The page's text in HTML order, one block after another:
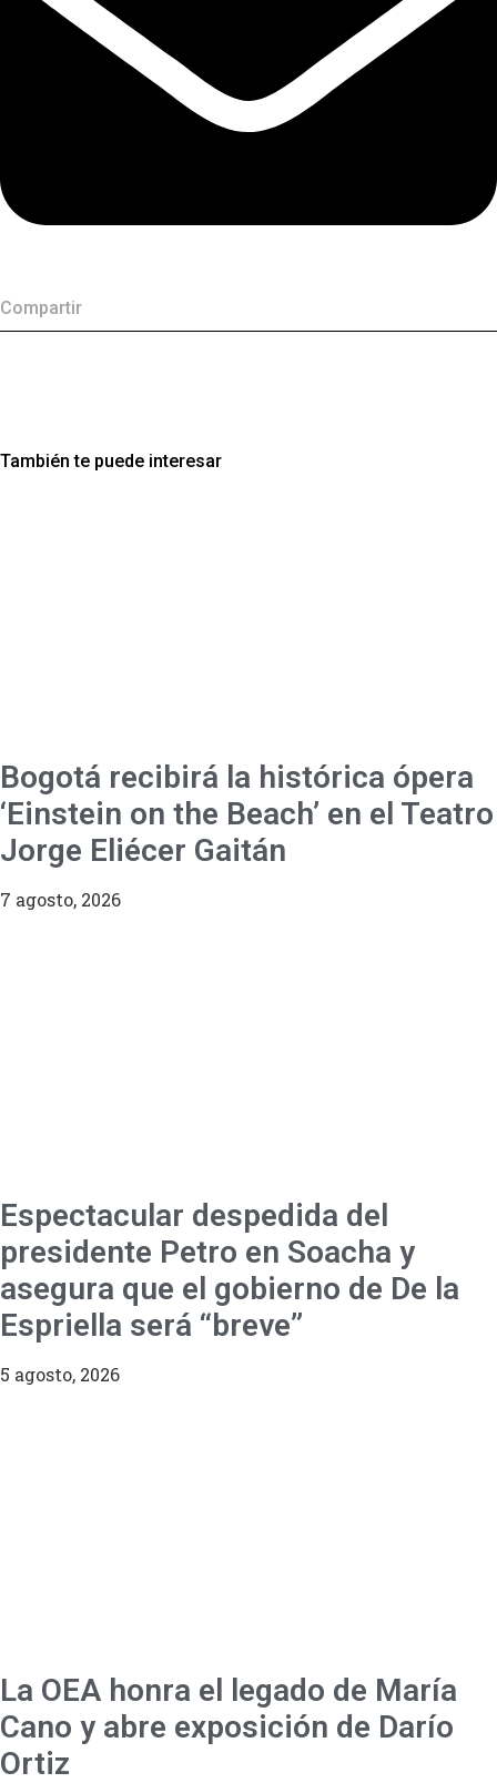
Compartir
También te puede interesar
Bogotá recibirá la histórica ópera
‘Einstein on the Beach’ en el Teatro
Jorge Eliécer Gaitán
7 agosto, 2026
Espectacular despedida del
presidente Petro en Soacha y
asegura que el gobierno de De la
Espriella será “breve”
5 agosto, 2026
La OEA honra el legado de María
Cano y abre exposición de Darío
Ortiz